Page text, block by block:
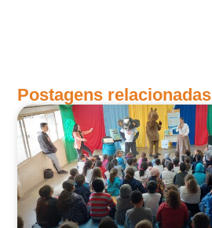
Postagens relacionadas